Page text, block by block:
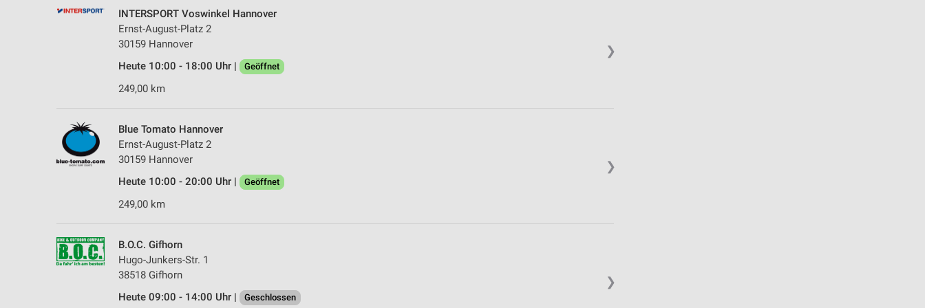
❯
INTERSPORT Voswinkel Hannover
Ernst-August-Platz 2
30159 Hannover
Heute 10:00 - 18:00 Uhr |
Geöffnet
249,00 km
❯
Blue Tomato Hannover
Ernst-August-Platz 2
30159 Hannover
Heute 10:00 - 20:00 Uhr |
Geöffnet
249,00 km
❯
B.O.C. Gifhorn
Hugo-Junkers-Str. 1
38518 Gifhorn
Heute 09:00 - 14:00 Uhr |
Geschlossen